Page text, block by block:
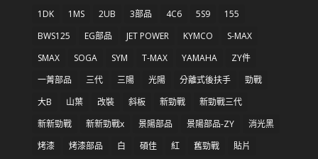
1DK 1MS 2UB 3部品 4C6 5S9
155
BWS125
EG部品 JET POWER KYMCO
S-MAX
SMAX
SOGA SYM T-MAX YAMAHA
ZY件
一菁部品
三代 三陽 光陽 分離式後扶手
勁戰
大B
山葉 改裝 斜板 新勁戰
新勁戰三代
新新勁戰
新新勁戰x 景陽部品 景陽部品-ZY
消光黑
烤漆
烤漆部品 白 碩佳 紅 舊勁戰
貼片